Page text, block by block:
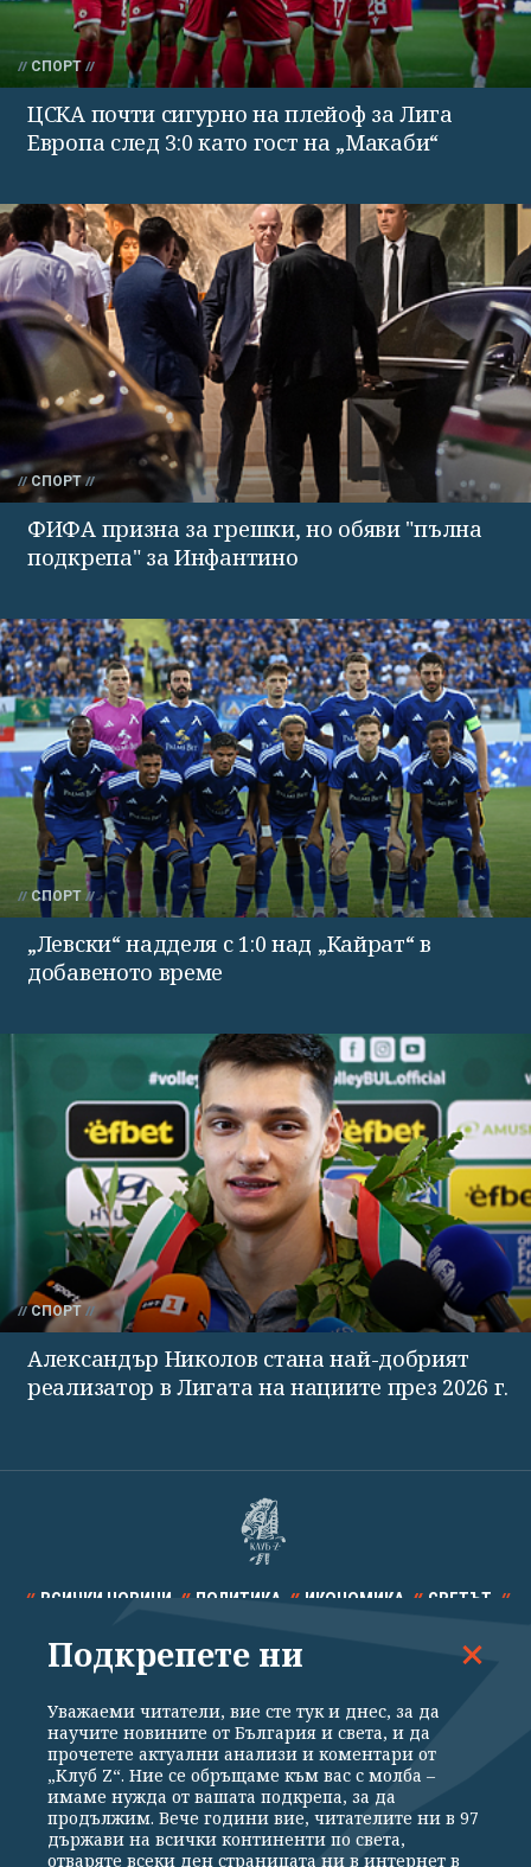
СПОРТ
ЦСКА почти сигурно на плейоф за Лига
Европа след 3:0 като гост на „Макаби“
СПОРТ
ФИФА призна за грешки, но обяви "пълна
подкрепа" за Инфантино
СПОРТ
„Левски“ надделя с 1:0 над „Кайрат“ в
добавеното време
СПОРТ
Александър Николов стана най-добрият
реализатор в Лигата на нациите през 2026 г.
ВСИЧКИ НОВИНИ ПОЛИТИКА ИКОНОМИКА СВЕТЪТ
СПОРТ КУЛТУРА ТЕХНОЛОГИИ КАЛЕЙДОСКОП
Общи условия
Политика за поверителност
Подкрепете ни
Уважаеми читатели, вие сте тук и днес, за да
научите новините от България и света, и да
прочетете актуални анализи и коментари от
„Клуб Z“. Ние се обръщаме към вас с молба –
имаме нужда от вашата подкрепа, за да
продължим. Вече години вие, читателите ни в 97
държави на всички континенти по света,
отваряте всеки ден страницата ни в интернет в